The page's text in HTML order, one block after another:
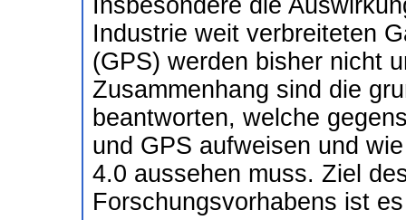
Insbesondere die
Industrie weit verbreiteten
(GPS) werden bisher nicht
Zusammenhang sind die
beantworten, welche
und GPS aufweisen und
4.0 aussehen muss. Ziel
Forschungsvorhabens ist